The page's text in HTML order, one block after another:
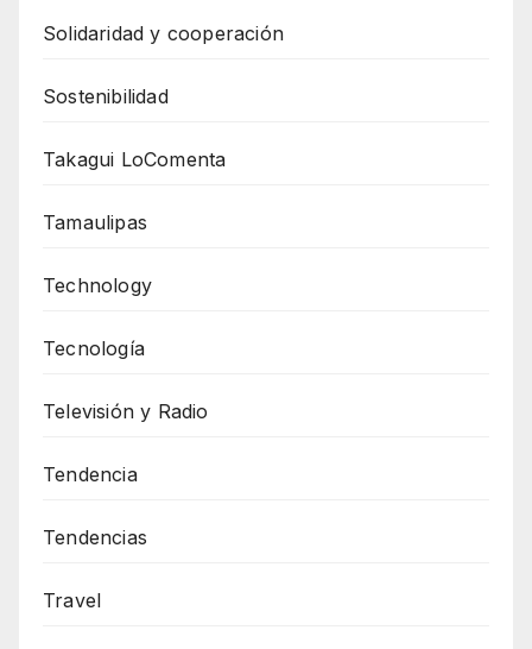
Solidaridad y cooperación
Sostenibilidad
Takagui LoComenta
Tamaulipas
Technology
Tecnología
Televisión y Radio
Tendencia
Tendencias
Travel